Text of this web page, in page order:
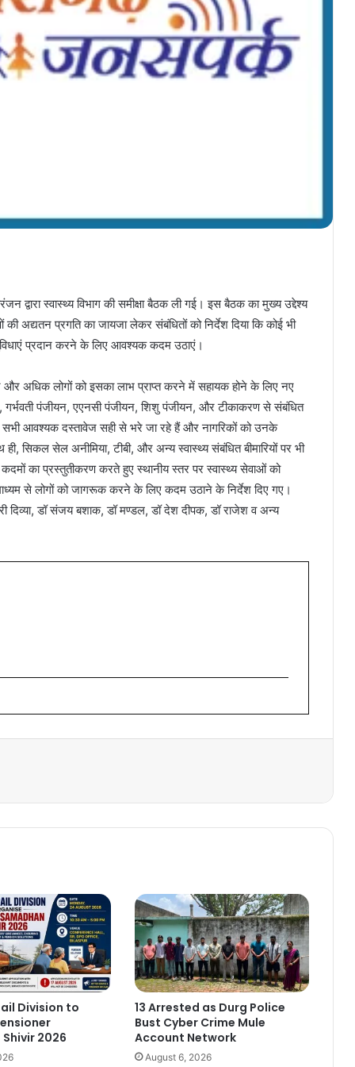
द्वारा स्वास्थ्य विभाग की समीक्षा बैठक ली गई। इस बैठक का मुख्य उद्देश्य
अद्यतन प्रगति का जायजा लेकर संबंधितों को निर्देश दिया कि कोई भी
प्रदान करने के लिए आवश्यक कदम उठाएं।
और अधिक लोगों को इसका लाभ प्राप्त करने में सहायक होने के लिए नए
गर्भवती पंजीयन, एएनसी पंजीयन, शिशु पंजीयन, और टीकाकरण से संबंधित
सभी आवश्यक दस्तावेज सही से भरे जा रहे हैं और नागरिकों को उनके
सिकल सेल अनीमिया, टीबी, और अन्य स्वास्थ्य संबंधित बीमारियों पर भी
का प्रस्तुतीकरण करते हुए स्थानीय स्तर पर स्वास्थ्य सेवाओं को
से लोगों को जागरूक करने के लिए कदम उठाने के निर्देश दिए गए।
डॉ संजय बशाक, डॉ मण्डल, डॉ देश दीपक, डॉ राजेश व अन्य
Division to
2026
13 Arrested as Durg Police
Bust Cyber Crime Mule
Account Network
August 6, 2026